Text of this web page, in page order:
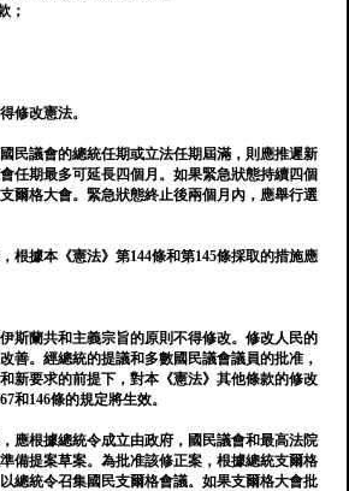
；
修改憲法。
民議會的總統任期或立法任期屆滿，則應推遲新
任期最多可延長四個月。如果緊急狀態持續四個
爾格大會。緊急狀態終止後兩個月內，應舉行選
根據本《憲法》第144條和第145條採取的措施應
斯蘭共和主義宗旨的原則不得修改。修改人民的
善。經總統的提議和多數國民議會議員的批准，
新要求的前提下，對本《憲法》其他條款的修改
和146條的規定將生效。
應根據總統令成立由政府，國民議會和最高法院
備提案草案。為批准該修正案，根據總統支爾格
總統令召集國民支爾格會議。如果支爾格大會批